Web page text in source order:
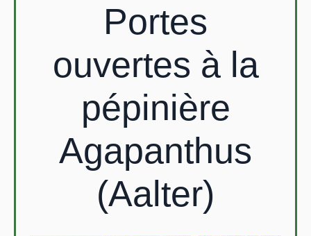
Portes
ouvertes à la
pépinière
Agapanthus
(Aalter)